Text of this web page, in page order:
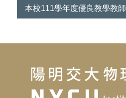
本校111學年度優良教學教師